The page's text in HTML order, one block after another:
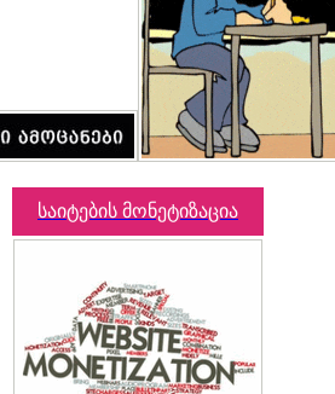
საიტების მონეტიზაცია